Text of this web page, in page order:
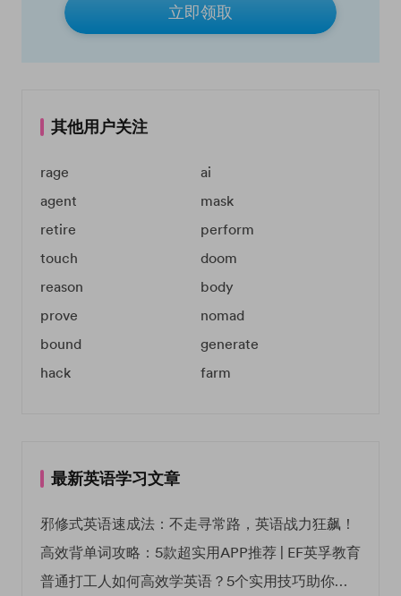
立即领取
其他用户关注
rage
ai
agent
mask
retire
perform
touch
doom
reason
body
prove
nomad
bound
generate
hack
farm
最新英语学习文章
邪修式英语速成法：不走寻常路，英语战力狂飙！
高效背单词攻略：5款超实用APP推荐 | EF英孚教育
普通打工人如何高效学英语？5个实用技巧助你突破职场瓶颈